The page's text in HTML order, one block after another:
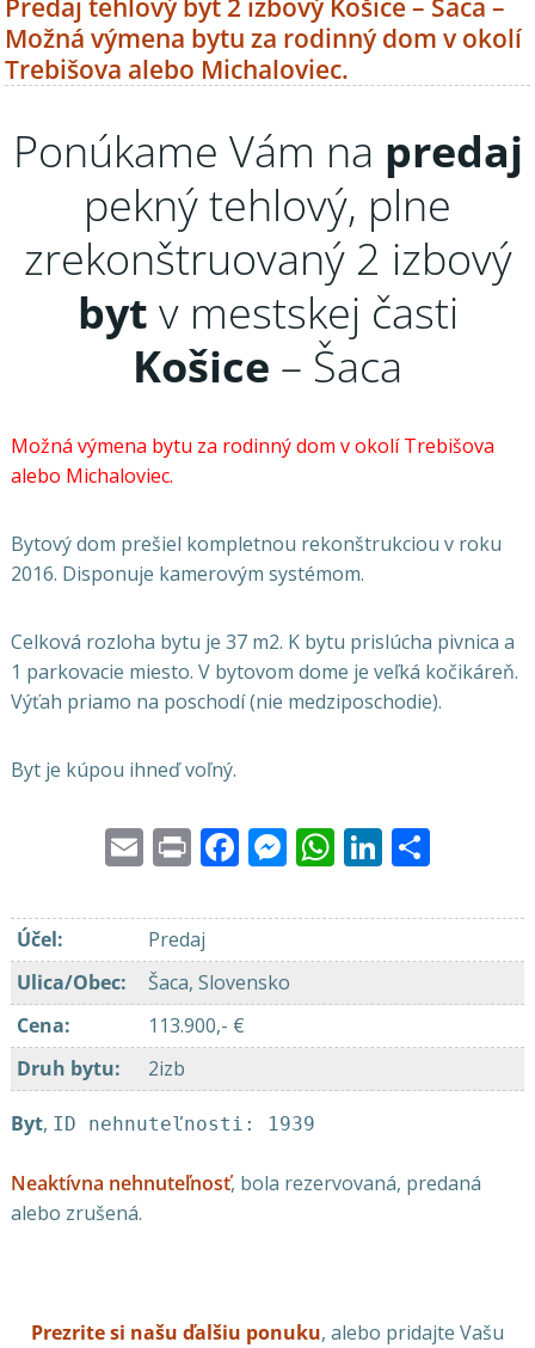
Predaj tehlový byt 2 izbový Košice – Šaca –
Možná výmena bytu za rodinný dom v okolí
Trebišova alebo Michaloviec.
Ponúkame Vám na predaj
pekný tehlový, plne
zrekonštruovaný 2 izbový
byt v mestskej časti
Košice – Šaca
Možná výmena bytu za rodinný dom v okolí Trebišova
alebo Michaloviec.
Bytový dom prešiel kompletnou rekonštrukciou v roku
2016. Disponuje kamerovým systémom.
Celková rozloha bytu je 37 m2. K bytu prislúcha pivnica a
1 parkovacie miesto. V bytovom dome je veľká kočikáreň.
Výťah priamo na poschodí (nie medziposchodie).
Byt je kúpou ihneď voľný.
EmailPrintFacebook
Messenger
WhatsApp
LinkedIn
Účel:
Predaj
Ulica/Obec:
Šaca, Slovensko
Cena:
113.900,- €
Druh bytu: 2izb
Byt, ID nehnuteľnosti: 1939
Neaktívna nehnuteľnosť, bola rezervovaná, predaná
alebo zrušená.
Prezrite si našu ďalšiu ponuku, alebo pridajte Vašu